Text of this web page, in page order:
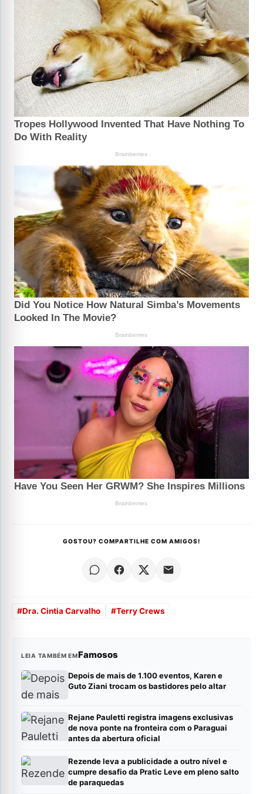
GOSTOU? COMPARTILHE COM AMIGOS!
#Dra. Cintia Carvalho #Terry Crews
LEIA TAMBÉM EMFamosos
Depois de mais de 1.100 eventos, Karen e
Guto Ziani trocam os bastidores pelo altar
Rejane Pauletti registra imagens exclusivas
de nova ponte na fronteira com o Paraguai
antes da abertura oficial
Rezende leva a publicidade a outro nível e
cumpre desafio da Pratic Leve em pleno salto
de paraquedas